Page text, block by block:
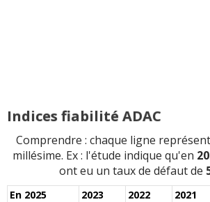
Indices fiabilité ADAC
Comprendre : chaque ligne
millésime. Ex : l'étude indique qu'en
ont eu un taux de défaut de
En 2025 2023 2022 2021